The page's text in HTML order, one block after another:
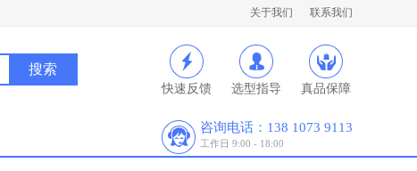
关于我们 联系我们
快速反馈 选型指导 真品保障
咨询电话：138 1073 9113
工作日 9:00 - 18:00